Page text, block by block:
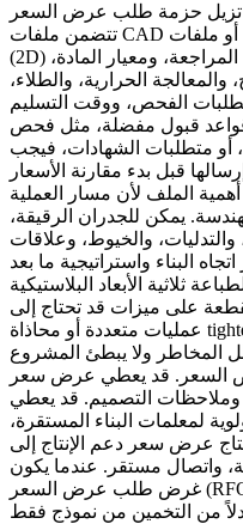
تزيل حزمة طلب عرض السعر (RFQ) الجاهزة التخمين. يجب أن
تتضمن ملفات CAD الأصلية أو ملفات STEP، ورسمًا ثنائي الأبعاد
(2D) خاضعًا للتحكم، والوحدات، ومستوى المراجعة، ومعيار المادة،
الحرارية، والطلاء،
الفحص، ووقت التسليم
قبول مفضلة، مثل فحص
أو متطلبات الشهادات، فيجب
أهمية الملف لأن مسار العملية
يمكن للجدران الرقيقة،
والخيوط، وعلاقات
البناء واستراتيجية ما بعد
ثلاثية الأبعاد البلاستيكية
على ميزات قد تحتاج إلى
عمليات متعددة أو محاذاة tighter للميزات. إن المورد الذي يطرح
السعر. قد يعطي عرض سعر
وملاحظات التصميم. قد يعطي
لمعلمات البناء المستقرة،
عرض سعر دعم الإنتاج إلى
واتصال مستقر. عندما يكون
غرض طلب عرض السعر (RFQ) واضحًا، يمكن للموردين تسعير